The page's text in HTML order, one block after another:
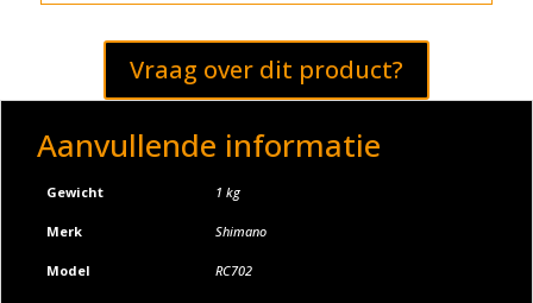
Vraag over dit product?
Aanvullende informatie
Gewicht 1 kg
Merk Shimano
Model RC702